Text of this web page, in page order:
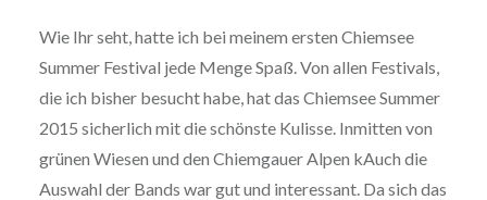
Wie Ihr seht, hatte ich bei meinem ersten Chiemsee
Summer Festival jede Menge Spaß. Von allen Festivals,
die ich bisher besucht habe, hat das Chiemsee Summer
2015 sicherlich mit die schönste Kulisse. Inmitten von
grünen Wiesen und den Chiemgauer Alpen kAuch die
Auswahl der Bands war gut und interessant. Da sich das